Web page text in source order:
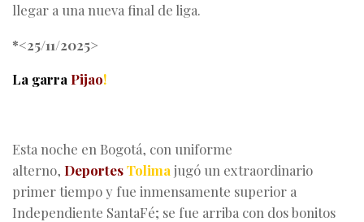
llegar a una nueva final de liga.
*<25/11/2025>
La garraPijao!
Esta noche en Bogotá, con uniforme
alterno, DeportesTolima jugó un extraordinario
primer tiempo y fue inmensamente superior a
Independiente SantaFé; se fue arriba con dos bonitos